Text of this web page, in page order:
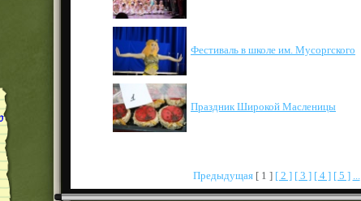
Фестиваль в школе им. Мусоргского
Праздник Широкой Масленицы
Предыдущая [ 1 ] [ 2 ] [ 3 ] [ 4 ] [ 5 ] ...